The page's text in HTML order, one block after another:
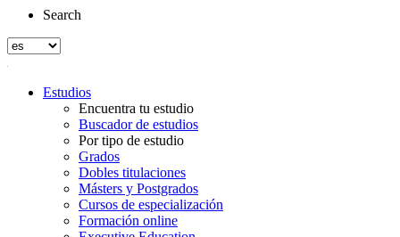
Search
Estudios
Encuentra tu estudio
Buscador de estudios
Por tipo de estudio
Grados
Dobles titulaciones
Másters y Postgrados
Cursos de especialización
Formación online